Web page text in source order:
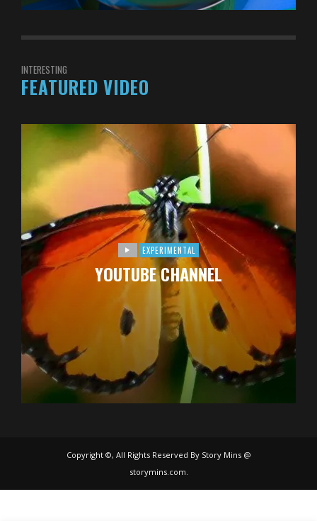
INTERESTING
FEATURED VIDEO
EXPERIMENTAL
YOUTUBE CHANNEL
Copyright ©, All Rights Reserved By Story Mins @
storymins.com.